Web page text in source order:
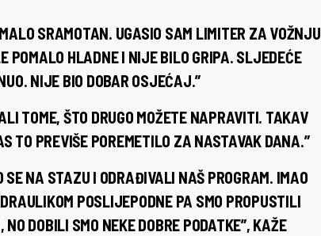
SRAMOTAN. UGASIO SAM LIMITER ZA VOŽNJU
POMALO HLADNE I NIJE BILO GRIPA. SLJEDEĆE
NIJE BIO DOBAR OSJEĆAJ.”
TOME, ŠTO DRUGO MOŽETE NAPRAVITI. TAKAV
TO PREVIŠE POREMETILO ZA NASTAVAK DANA.”
SE NA STAZU I ODRAĐIVALI NAŠ PROGRAM. IMAO
POSLIJEPODNE PA SMO PROPUSTILI
DOBILI SMO NEKE DOBRE PODATKE”, KAŽE